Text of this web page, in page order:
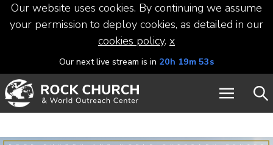
Our website uses cookies. By continuing we assume
your permission to deploy cookies, as detailed in our
cookies policy. x
Our next live stream is in 20h 19m 52s